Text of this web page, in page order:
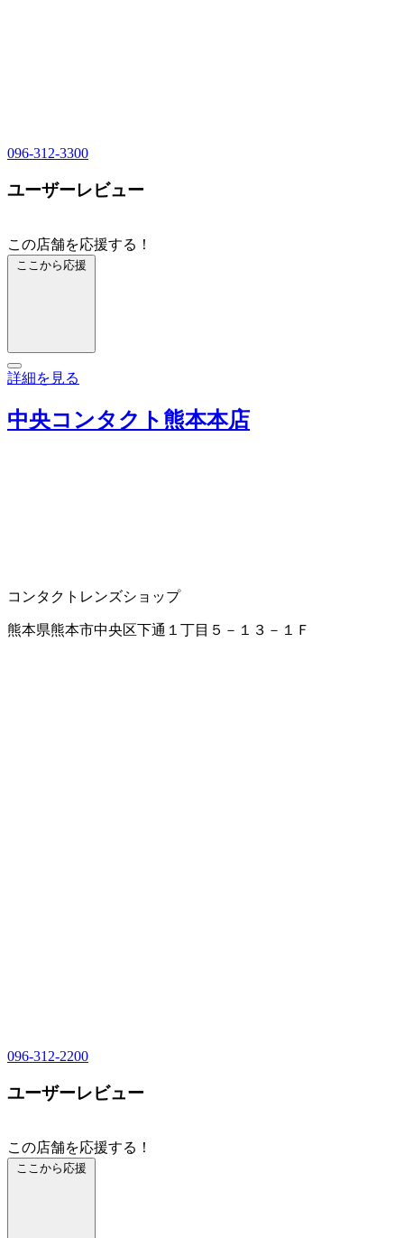
096-312-3300
ユーザーレビュー
この店舗を応援する！
ここから応援
詳細を見る
中央コンタクト熊本本店
コンタクトレンズショップ
熊本県熊本市中央区下通１丁目５－１３－１Ｆ
096-312-2200
ユーザーレビュー
この店舗を応援する！
ここから応援